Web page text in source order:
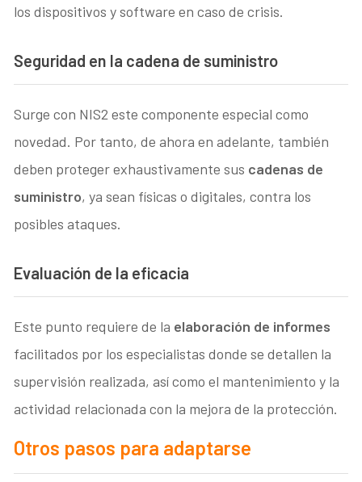
los dispositivos y software en caso de crisis.
Seguridad en la cadena de suministro
Surge con NIS2 este componente especial como
novedad. Por tanto, de ahora en adelante, también
deben proteger exhaustivamente sus cadenas de
suministro, ya sean físicas o digitales, contra los
posibles ataques.
Evaluación de la eficacia
Este punto requiere de la elaboración de informes
facilitados por los especialistas donde se detallen la
supervisión realizada, así como el mantenimiento y la
actividad relacionada con la mejora de la protección.
Otros pasos para adaptarse